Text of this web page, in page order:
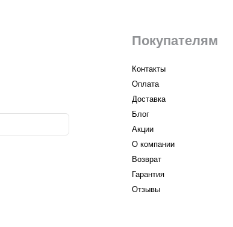
Покупателям
Контакты
Оплата
Доставка
Блог
Акции
О компании
Возврат
Гарантия
Отзывы